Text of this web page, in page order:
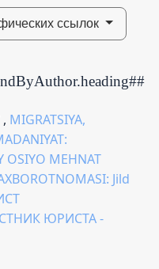
ссылок
MIGRATSIYA,
OSIYO MEHNAT
Jild
ЮРИСТА -